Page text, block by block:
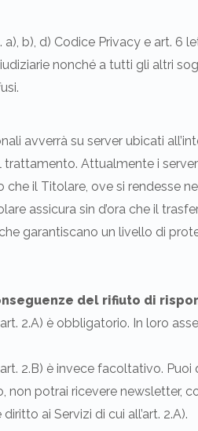
b), d) Codice Privacy e art. 6
nonché a tutti gli altri
avverrà su server ubicati
Attualmente i
che il Titolare, ove si rendesse
assicura sin d’ora che il
garantiscano un livello di
del rifiuto di
2.A) è obbligatorio. In loro
2.B) è invece facoltativo.
potrai ricevere newsletter,
ai Servizi di cui all’art. 2.A).